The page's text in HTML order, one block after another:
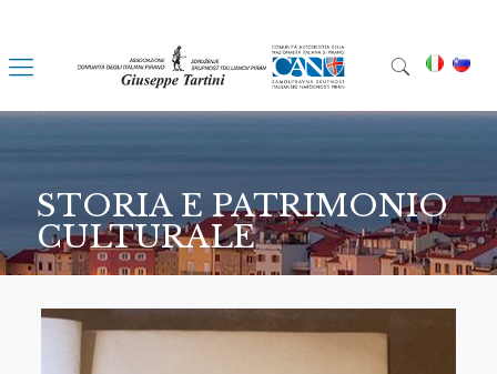
STORIA E PATRIMONIO
CULTURALE